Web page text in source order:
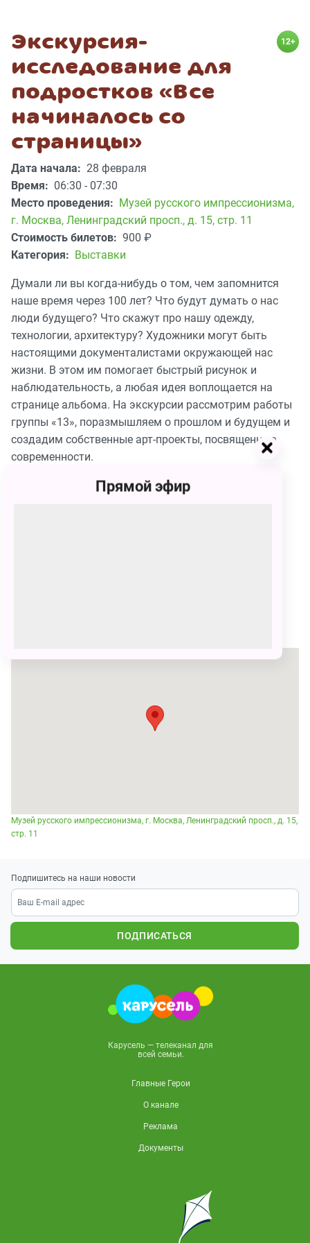
Экскурсия-
исследование для
подростков «Все
начиналось со
страницы»
12+
Дата начала: 28 февраля
Время: 06:30 - 07:30
Место проведения: Музей русского импрессионизма,
г. Москва, Ленинградский просп., д. 15, стр. 11
Стоимость билетов: 900 ₽
Категория: Выставки
Думали ли вы когда-нибудь о том, чем запомнится
наше время через 100 лет? Что будут думать о нас
люди будущего? Что скажут про нашу одежду,
технологии, архитектуру? Художники могут быть
настоящими документалистами окружающей нас
жизни. В этом им помогает быстрый рисунок и
наблюдательность, а любая идея воплощается на
странице альбома. На экскурсии рассмотрим работы
группы «13», поразмышляем о прошлом и будущем и
создадим собственные арт-проекты, посвященные
современности.
Музей русского импрессионизма, г. Москва, Ленинградский просп., д. 15,
стр. 11
Подпишитесь на наши новости
ПОДПИСАТЬСЯ
Карусель — телеканал для
всей семьи.
Главные Герои
О канале
Реклама
Документы
Прямой эфир